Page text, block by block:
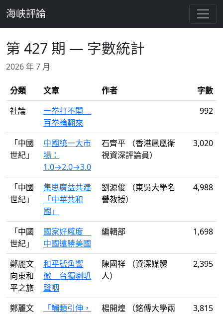
海峽評論
第 427 期 — 字數統計
2026 年 7 月
分類 文章 作者
字數
社論
一拳打不開
百拳輪翻來
992
「中國
世紀」
中國統一大市
場：
1.0→2.0→3.0
石齊平 （香港鳳凰衛
視資深評論員）
3,020
「中國
世紀」
集思廣益共建
「中華共和
國」
劉源俊 （東吳大學名
譽教授）
4,988
「中國
世紀」
國家好感度
中國遠勝美國
編輯部 1,698
鄭麗文
向東和
平之旅
和平號角響
徹 台獨喇叭
聲咽
陳國祥 （資深媒體
人）
2,395
鄭麗文
「觸類引伸，
楊開煌 （銘傳大學兩
3,815